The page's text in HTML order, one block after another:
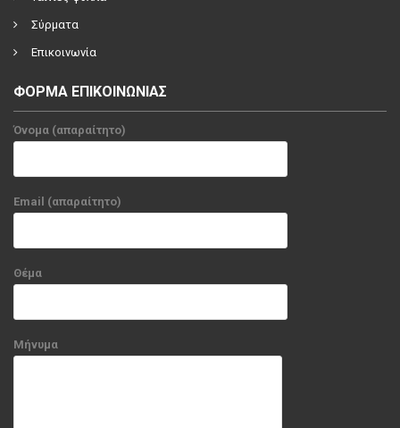
Σύρματα
Επικοινωνία
ΦΟΡΜΑ ΕΠΙΚΟΙΝΩΝΙΑΣ
Όνομα (απαραίτητο)
Email (απαραίτητο)
Θέμα
Μήνυμα